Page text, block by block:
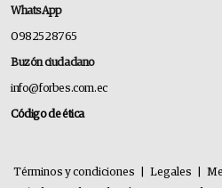
WhatsApp
0982528765
Buzón ciudadano
info@forbes.com.ec
Código de ética
Términos y condiciones Legales